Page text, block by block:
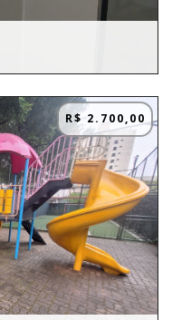
R$ 2.700,00